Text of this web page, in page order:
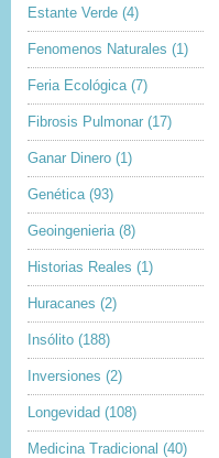
Estante Verde (4)
Fenomenos Naturales (1)
Feria Ecológica (7)
Fibrosis Pulmonar (17)
Ganar Dinero (1)
Genética (93)
Geoingenieria (8)
Historias Reales (1)
Huracanes (2)
Insólito (188)
Inversiones (2)
Longevidad (108)
Medicina Tradicional (40)